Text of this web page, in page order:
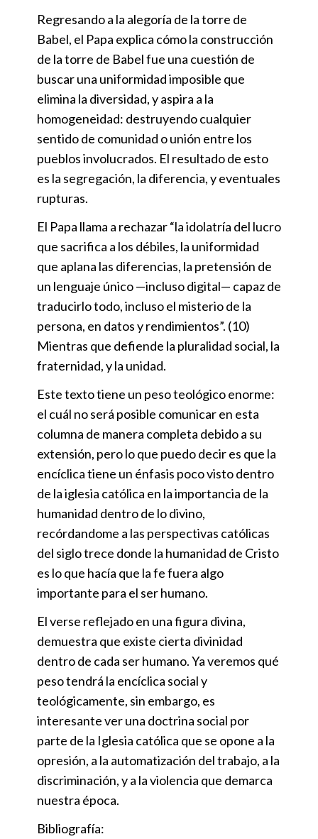
Regresando a la alegoría de la torre de
Babel, el Papa explica cómo la construcción
de la torre de Babel fue una cuestión de
buscar una uniformidad imposible que
elimina la diversidad, y aspira a la
homogeneidad: destruyendo cualquier
sentido de comunidad o unión entre los
pueblos involucrados. El resultado de esto
es la segregación, la diferencia, y eventuales
rupturas.
El Papa llama a rechazar “la idolatría del lucro
que sacrifica a los débiles, la uniformidad
que aplana las diferencias, la pretensión de
un lenguaje único —incluso digital— capaz de
traducirlo todo, incluso el misterio de la
persona, en datos y rendimientos”. (10)
Mientras que defiende la pluralidad social, la
fraternidad, y la unidad.
Este texto tiene un peso teológico enorme:
el cuál no será posible comunicar en esta
columna de manera completa debido a su
extensión, pero lo que puedo decir es que la
encíclica tiene un énfasis poco visto dentro
de la iglesia católica en la importancia de la
humanidad dentro de lo divino,
recórdandome a las perspectivas católicas
del siglo trece donde la humanidad de Cristo
es lo que hacía que la fe fuera algo
importante para el ser humano.
El verse reflejado en una figura divina,
demuestra que existe cierta divinidad
dentro de cada ser humano. Ya veremos qué
peso tendrá la encíclica social y
teológicamente, sin embargo, es
interesante ver una doctrina social por
parte de la Iglesia católica que se opone a la
opresión, a la automatización del trabajo, a la
discriminación, y a la violencia que demarca
nuestra época.
Bibliografía: